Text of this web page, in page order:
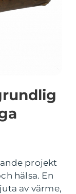
projekt
hälsa. En
av värme,